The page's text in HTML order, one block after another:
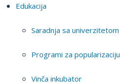
Edukacija
Saradnja sa
Programi za
Vinča inkubator